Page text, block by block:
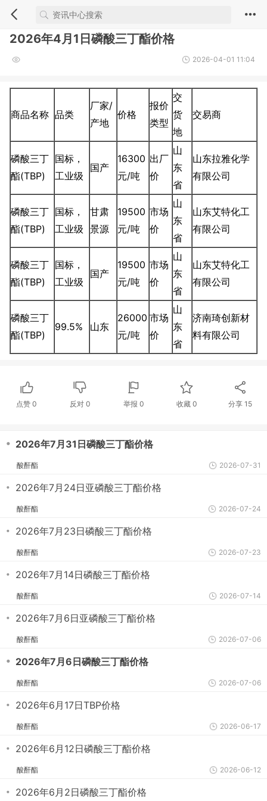
2026年4月1日磷酸三丁酯价格
2026-04-01 11:04
商品名称 品类
厂家/
产地
价格
报价
类型
交
货
地
交易商
磷酸三丁
酯(TBP)
国标，
工业级
国产
16300
元/吨
出厂
价
山
东
省
山东拉雅化学
有限公司
磷酸三丁
酯(TBP)
国标，
工业级
甘肃
景源
19500
元/吨
市场
价
山
东
省
山东艾特化工
有限公司
磷酸三丁
酯(TBP)
国标，
工业级
国产
19500
元/吨
市场
价
山
东
省
山东艾特化工
有限公司
磷酸三丁
酯(TBP)
99.5% 山东
26000
元/吨
市场
价
山
东
省
济南琦创新材
料有限公司
点赞0 反对 0 举报 0 收藏 0 分享15
・ 2026年7月31日磷酸三丁酯价格
酸酐酯 2026-07-31
・ 2026年7月24日亚磷酸三丁酯价格
酸酐酯 2026-07-24
・ 2026年7月23日磷酸三丁酯价格
酸酐酯 2026-07-23
・ 2026年7月14日磷酸三丁酯价格
酸酐酯 2026-07-14
・ 2026年7月6日亚磷酸三丁酯价格
酸酐酯 2026-07-06
・ 2026年7月6日磷酸三丁酯价格
酸酐酯 2026-07-06
・ 2026年6月17日TBP价格
酸酐酯 2026-06-17
・ 2026年6月12日磷酸三丁酯价格
酸酐酯 2026-06-12
・ 2026年6月2日磷酸三丁酯价格